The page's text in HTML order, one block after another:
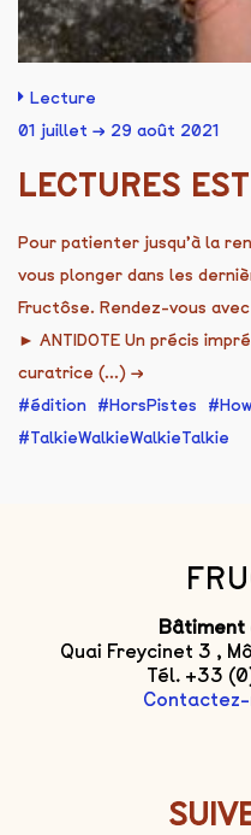
Lecture
01 juillet → 29 août 2021
LECTURES
Pour patienter jusqu’à la
vous plonger dans les
Fructôse. Rendez-vous
► ANTIDOTE Un précis
curatrice (...) →
édition
HorsPistes
TalkieWalkieWalkieTalkie
Bâtiment
Quai Freycinet 3 ,
Tél. +33